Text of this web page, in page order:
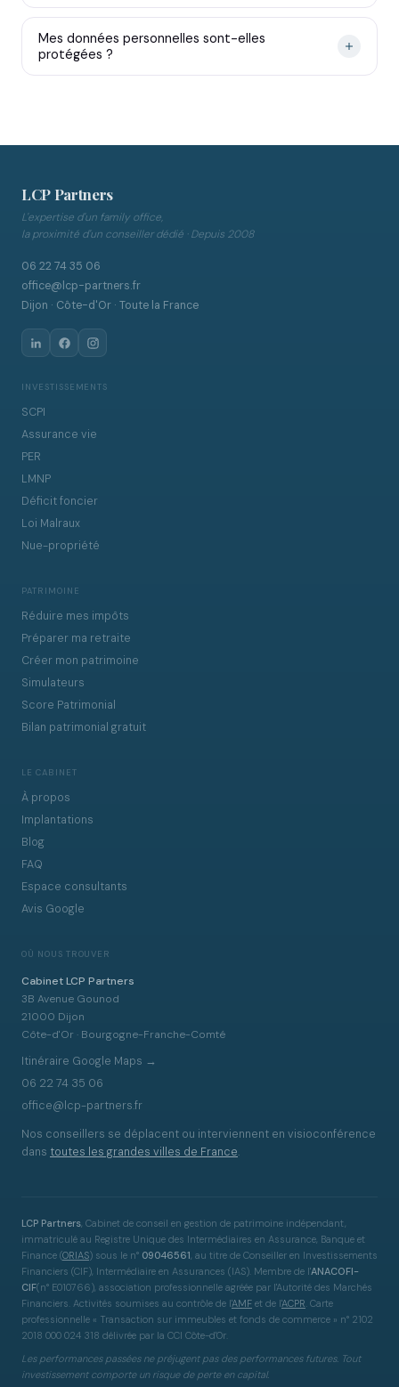
Mes données personnelles sont-elles
protégées ?
LCP Partners
L'expertise d'un family office,
la proximité d'un conseiller dédié · Depuis 2008
06 22 74 35 06
office@lcp-partners.fr
Dijon · Côte-d'Or · Toute la France
INVESTISSEMENTS
SCPI
Assurance vie
PER
LMNP
Déficit foncier
Loi Malraux
Nue-propriété
PATRIMOINE
Réduire mes impôts
Préparer ma retraite
Créer mon patrimoine
Simulateurs
Score Patrimonial
Bilan patrimonial gratuit
LE CABINET
À propos
Implantations
Blog
FAQ
Espace consultants
Avis Google
OÙ NOUS TROUVER
Cabinet LCP Partners
3B Avenue Gounod
21000 Dijon
Côte-d'Or · Bourgogne-Franche-Comté
Itinéraire Google Maps →
06 22 74 35 06
office@lcp-partners.fr
Nos conseillers se déplacent ou interviennent en visioconférence
dans toutes les grandes villes de France.
LCP Partners, Cabinet de conseil en gestion de patrimoine indépendant,
immatriculé au Registre Unique des Intermédiaires en Assurance, Banque et
Finance (ORIAS) sous le n° 09046561, au titre de Conseiller en Investissements
Financiers (CIF), Intermédiaire en Assurances (IAS). Membre de l'ANACOFI-
CIF(n° E010766), association professionnelle agréée par l'Autorité des Marchés
Financiers. Activités soumises au contrôle de l'AMF et de l'ACPR . Carte
professionnelle « Transaction sur immeubles et fonds de commerce » n° 2102
2018 000 024 318 délivrée par la CCI Côte-d'Or.
Les performances passées ne préjugent pas des performances futures. Tout
investissement comporte un risque de perte en capital.